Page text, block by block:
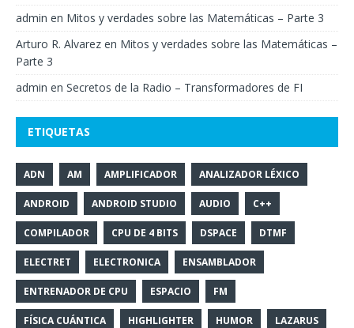
admin en Mitos y verdades sobre las Matemáticas – Parte 3
Arturo R. Alvarez en Mitos y verdades sobre las Matemáticas –
Parte 3
admin en Secretos de la Radio – Transformadores de FI
ETIQUETAS
ADN AM AMPLIFICADOR ANALIZADOR LÉXICO
ANDROID ANDROID STUDIO AUDIO C++
COMPILADOR CPU DE 4 BITS DSPACE DTMF
ELECTRET ELECTRONICA ENSAMBLADOR
ENTRENADOR DE CPU ESPACIO FM
FÍSICA CUÁNTICA HIGHLIGHTER HUMOR LAZARUS